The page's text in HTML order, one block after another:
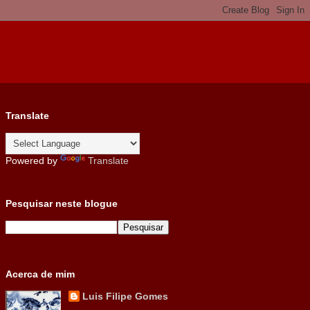
Translate
Powered by Translate
Pesquisar neste blogue
Acerca de mim
Luis Filipe Gomes